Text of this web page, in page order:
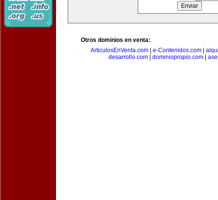
Otros dominios en venta:
ArticulosEnVenta.com| e-Contenidos.com|
desarrollo.com| dominiopropio.com|